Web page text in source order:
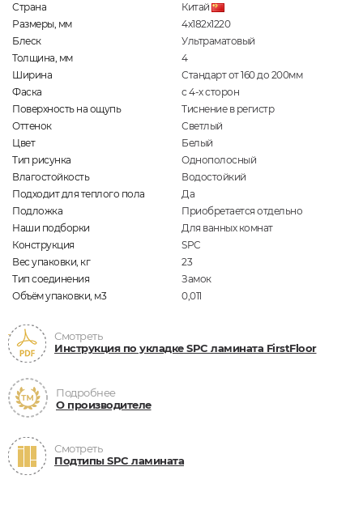
Страна
Китай
Размеры, мм
4х182х1220
Блеск
Ультраматовый
Толщина, мм
4
Ширина
Стандарт от 160 до 200мм
Фаска
с 4-х сторон
Поверхность на ощупь
Тиснение в регистр
Оттенок
Светлый
Цвет
Белый
Тип рисунка
Однополосный
Влагостойкость
Водостойкий
Подходит для теплого пола
Да
Подложка
Приобретается отдельно
Наши подборки
Для ванных комнат
Конструкция
SPC
Вес упаковки, кг
23
Тип соединения
Замок
Объём упаковки, м3
0,011
Смотреть
Инструкция по укладке SPC ламината FirstFloor
Подробнее
О производителе
Смотреть
Подтипы SPC ламината